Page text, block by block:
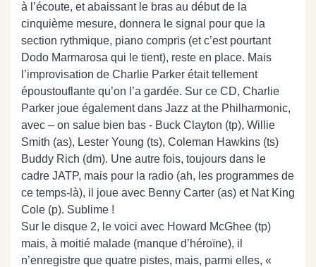
à l’écoute, et abaissant le bras au début de la
cinquième mesure, donnera le signal pour que la
section rythmique, piano compris (et c’est pourtant
Dodo Marmarosa qui le tient), reste en place. Mais
l’improvisation de Charlie Parker était tellement
époustouflante qu’on l’a gardée. Sur ce CD, Charlie
Parker joue également dans Jazz at the Philharmonic,
avec – on salue bien bas - Buck Clayton (tp), Willie
Smith (as), Lester Young (ts), Coleman Hawkins (ts)
Buddy Rich (dm). Une autre fois, toujours dans le
cadre JATP, mais pour la radio (ah, les programmes de
ce temps-là), il joue avec Benny Carter (as) et Nat King
Cole (p). Sublime !
Sur le disque 2, le voici avec Howard McGhee (tp)
mais, à moitié malade (manque d’héroïne), il
n’enregistre que quatre pistes, mais, parmi elles, «